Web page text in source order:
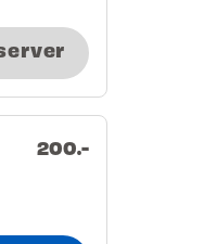
200.-